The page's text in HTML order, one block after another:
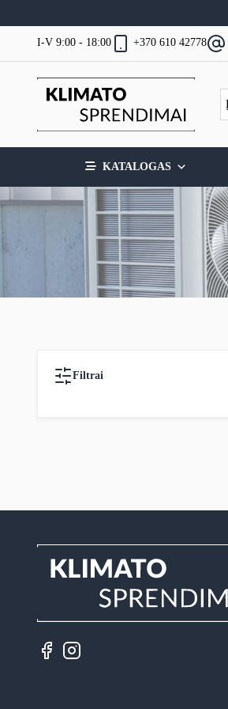
to
I-V 9:00 - 18:00 +370 610 42778
KATALOGAS
Filtrai